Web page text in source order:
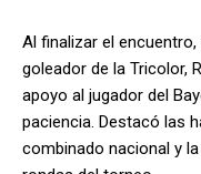
Al finalizar el
goleador de la Tricolor,
apoyo al jugador del
paciencia. Destacó las
combinado nacional y